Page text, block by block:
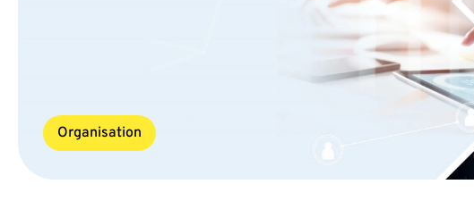
Organisation